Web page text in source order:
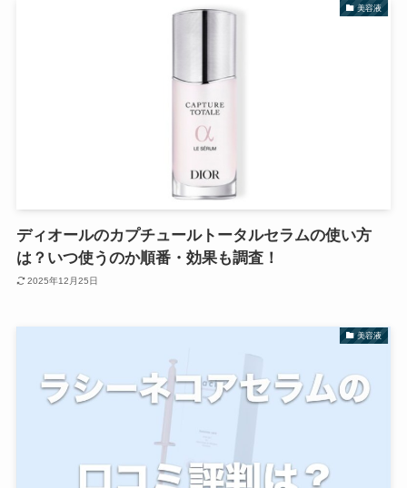
美容液
ディオールのカプチュールトータルセラムの使い方
は？いつ使うのか順番・効果も調査！
2025年12月25日
美容液